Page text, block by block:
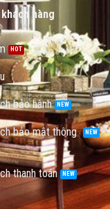
hàng
bảo hành
bảo mật thông
thanh toán